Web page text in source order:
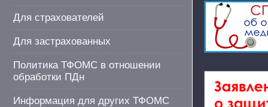
Для страхователей
Для застрахованных
Политика ТФОМС в отношении
обработки ПДн
Информация для других ТФОМС